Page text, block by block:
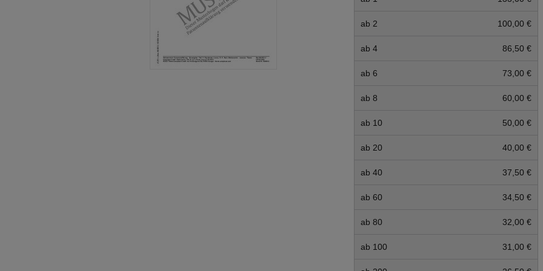
ab 2 100,00 €
ab 4 86,50 €
ab 6 73,00 €
ab 8 60,00 €
ab 10 50,00 €
ab 20 40,00 €
ab 40 37,50 €
ab 60 34,50 €
ab 80 32,00 €
ab 100 31,00 €